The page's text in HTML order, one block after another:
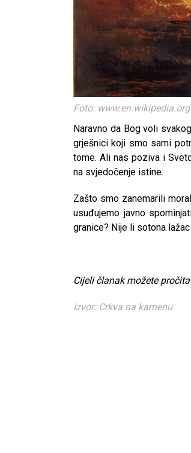
Foto: www.en.wikipedia.org
Naravno da Bog voli
grješnici koji smo sami
tome. Ali nas poziva i
na svjedočenje istine.
Zašto smo zanemarili
usuđujemo javno
granice? Nije li sotona
Cijeli članak možete
Izvor: Crkva na kamenu